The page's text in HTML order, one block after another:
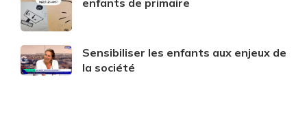
enfants de primaire
Sensibiliser les enfants aux enjeux de
la société